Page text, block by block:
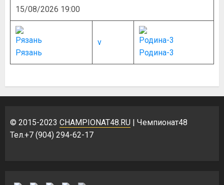
15/08/2026 19:00
Рязань
v
Родина-3
© 2015-2023 CHAMPIONAT48.RU | Чемпионат48
Тел.+7 (904) 294-62-17